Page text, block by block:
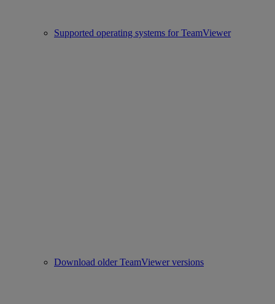
Supported operating systems for TeamViewer
Download older TeamViewer versions